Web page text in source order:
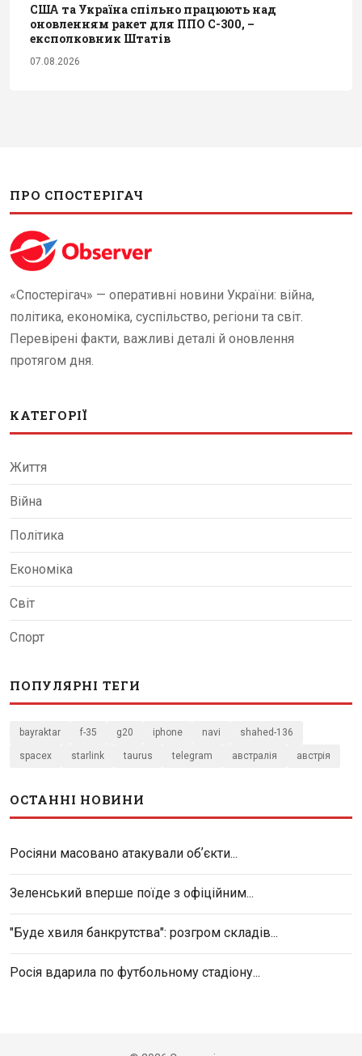
США та Україна спільно працюють над
оновленням ракет для ППО С-300, –
експолковник Штатів
07.08.2026
ПРО СПОСТЕРІГАЧ
«Спостерігач» — оперативні новини України: війна,
політика, економіка, суспільство, регіони та світ.
Перевірені факти, важливі деталі й оновлення
протягом дня.
КАТЕГОРІЇ
Життя
Війна
Політика
Економіка
Світ
Спорт
ПОПУЛЯРНІ ТЕГИ
bayraktar f-35 g20 iphone navi shahed-136
spacex starlink taurus telegram австралія австрія
ОСТАННІ НОВИНИ
Росіяни масовано атакували обʼєкти...
Зеленський вперше поїде з офіційним...
"Буде хвиля банкрутства": розгром складів...
Росія вдарила по футбольному стадіону...